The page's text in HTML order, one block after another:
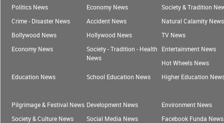
Politics News
Economy News
Society & Tradition
Crime - Disaster News
Accident News
Natural Calamity News
Bollywood News
Hollywood News
TV News
Economy News
Society - Tradition - Health
News
Entertainment News
Hot Wheels News
Education News
School Education News Higher Education
Pilgrimage & Festival News Development News
Environment News
Society & Culture News
Social Media News
Facebook Funda News